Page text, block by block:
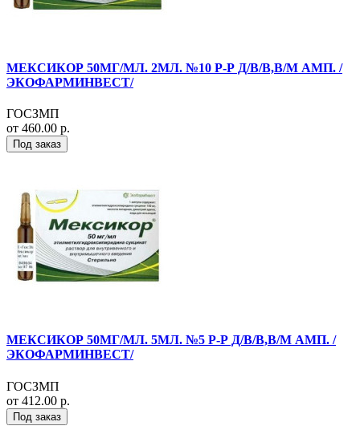
МЕКСИКОР 50МГ/МЛ. 2МЛ. №10 Р-Р Д/В/В,В/М АМП. /
ЭКОФАРМИНВЕСТ/
ГОСЗМП
от 460.00 р.
Под заказ
МЕКСИКОР 50МГ/МЛ. 5МЛ. №5 Р-Р Д/В/В,В/М АМП. /
ЭКОФАРМИНВЕСТ/
ГОСЗМП
от 412.00 р.
Под заказ